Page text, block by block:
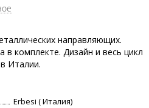
направляющих.
в комплекте. Дизайн и весь цикл
Италии.
Erbesi ( Италия)